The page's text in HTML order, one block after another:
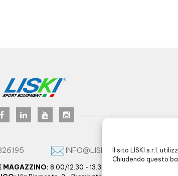
Il sito LISKI s.r.l.
Chiudendo questo
INFO@LISKI.IT
MAGAZZINO: 8.00/12.30 - 13.30/17.30